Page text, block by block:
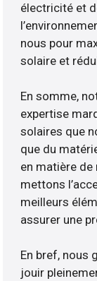
électricité et
nous pour
solaire et
En somme,
expertise
solaires que
que du
en matière de
mettons
meilleurs
assurer une
En bref, nous
jouir